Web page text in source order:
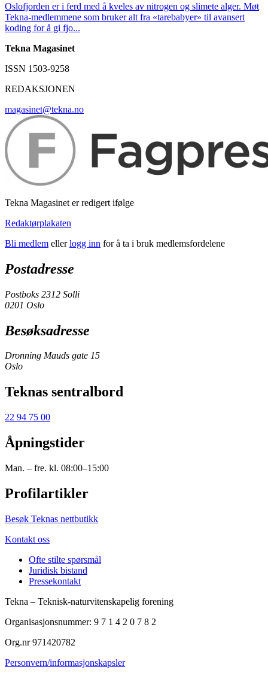
Oslofjorden er i ferd med å kveles av nitrogen og slimete alger. Møt
Tekna-medlemmene som bruker alt fra «tarebabyer» til avansert
koding for å gi fjo...
Tekna Magasinet
ISSN 1503-9258
REDAKSJONEN
magasinet@tekna.no
Tekna Magasinet er redigert ifølge
Redaktørplakaten
Bli medlem ellerlogg inn for å ta i bruk medlemsfordelene
Postadresse
Postboks 2312 Solli
0201 Oslo
Besøksadresse
Dronning Mauds gate 15
Oslo
Teknas sentralbord
22 94 75 00
Åpningstider
Man. – fre. kl. 08:00–15:00
Profilartikler
Besøk Teknas nettbutikk
Kontakt oss
Ofte stilte spørsmål
Juridisk bistand
Pressekontakt
Tekna – Teknisk-naturvitenskapelig forening
Organisasjonsnummer: 9 7 1 4 2 0 7 8 2
Org.nr 971420782
Personvern/informasjonskapsler